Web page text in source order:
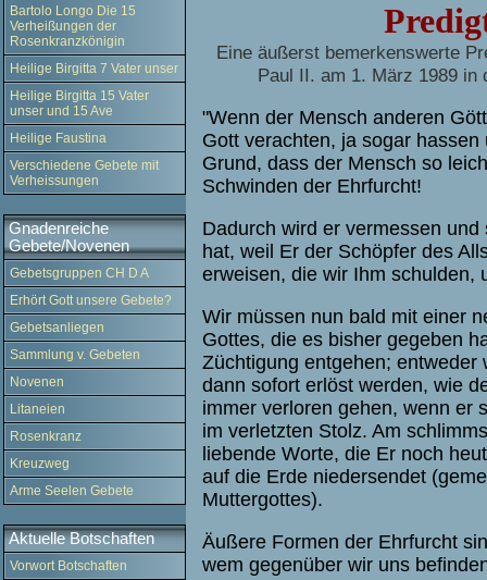
Bartolo Longo Die 15
Verheißungen der
Rosenkranzkönigin
Heilige Birgitta 7 Vater unser
Heilige Birgitta 15 Vater
unser und 15 Ave
Heilige Faustina
Verschiedene Gebete mit
Verheissungen
Gnadenreiche
Gebete/Novenen
Gebetsgruppen CH D A
Erhört Gott unsere Gebete?
Gebetsanliegen
Sammlung v. Gebeten
Novenen
Litaneien
Rosenkranz
Kreuzweg
Arme Seelen Gebete
Aktuelle Botschaften
Vorwort Botschaften
Eine äußerst bemerkenswerte
Paul II. am 1. März 1989
"Wenn der Mensch anderen
Gott verachten, ja sogar
Grund, dass der Mensch so
Schwinden der Ehrfurcht!
Dadurch wird er vermessen
hat, weil Er der Schöpfer des
erweisen, die wir Ihm schulden,
Wir müssen nun bald mit einer
Gottes, die es bisher gegeben
Züchtigung entgehen;
dann sofort erlöst werden, wie
immer verloren gehen, wenn er
im verletzten Stolz. Am
liebende Worte, die Er noch
auf die Erde niedersendet
Muttergottes).
Äußere Formen der Ehrfurcht
wem gegenüber wir uns